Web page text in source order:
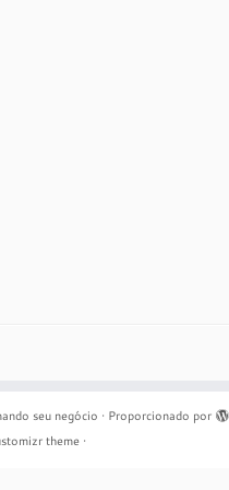
seu negócio · Proporcionado por
theme ·